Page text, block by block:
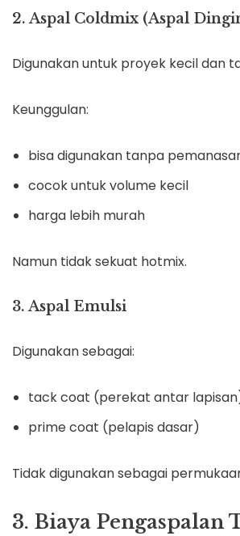
2. Aspal Coldmix (Aspal
Digunakan untuk proyek kecil dan
Keunggulan:
bisa digunakan tanpa
cocok untuk volume kecil
harga lebih murah
Namun tidak sekuat hotmix.
3. Aspal Emulsi
Digunakan sebagai:
tack coat (perekat antar
prime coat (pelapis dasar)
Tidak digunakan sebagai
3. Biaya Pengaspalan